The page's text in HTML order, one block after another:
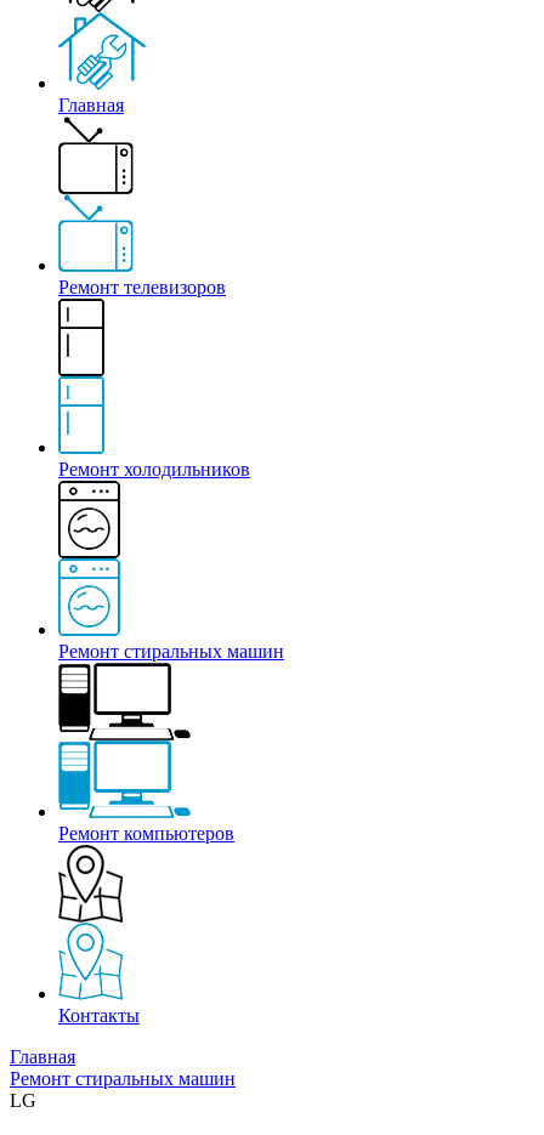
Главная
Ремонт телевизоров
Ремонт холодильников
Ремонт стиральных машин
Ремонт компьютеров
Контакты
Главная
Ремонт стиральных машин
LG